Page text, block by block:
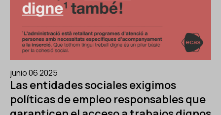
junio 06 2025
Las entidades sociales exigimos
políticas de empleo responsables que